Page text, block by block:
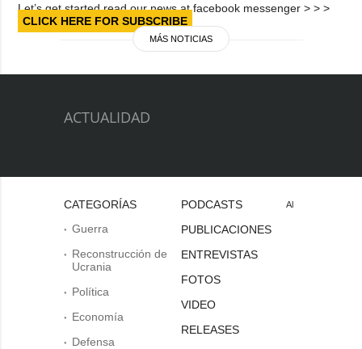
Let’s get started read our news at facebook messenger > > >
CLICK HERE FOR SUBSCRIBE
MÁS NOTICIAS
ACTUALIDAD
CATEGORÍAS
Guerra
Reconstrucción de
Ucrania
Política
Economía
Defensa
PODCASTS
PUBLICACIONES
ENTREVISTAS
FOTOS
VIDEO
RELEASES
Al